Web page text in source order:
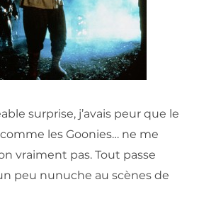
surprise, j’avais peur que le
les Goonies… ne me
vraiment pas. Tout passe
peu nunuche au scènes de